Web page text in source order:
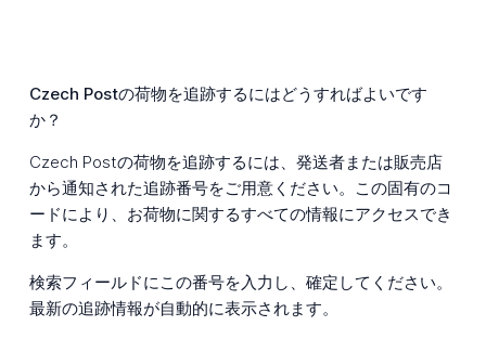
Czech Postの荷物を追跡するにはどうすればよいです
か？
Czech Postの荷物を追跡するには、発送者または販売店
から通知された追跡番号をご用意ください。この固有のコ
ードにより、お荷物に関するすべての情報にアクセスでき
ます。
検索フィールドにこの番号を入力し、確定してください。
最新の追跡情報が自動的に表示されます。